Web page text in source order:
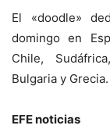
El «doodle»
domingo en
Chile,
Bulgaria y Grecia.
EFE noticias